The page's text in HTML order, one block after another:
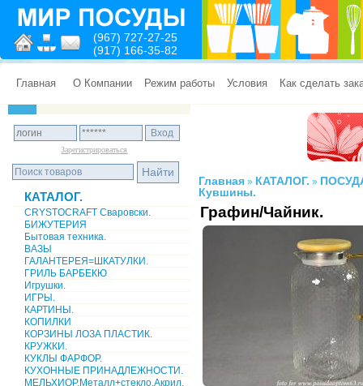
(967) 727-27-25
(917) 166-35-82
Главная О Компании Режим работы Условия Как сделать
Зарегистрироваться
КАТАЛОГ.
CRYSTOCRAFT Сваровски.
БИЖУТЕРИЯ
Бытовая техника.
ВАЗЫ
ГАЛАНТЕРЕЯ=ШКАТУЛКИ.
ГРИЛЬ БАРБЕКЮ
Игрушки.
ИГРЫ.
КАРТИНЫ.
КОПИЛКИ
КОРЗИНЫ ЛОЗА ПЛАСТИК.
КРУЖКИ.
КУКЛЫ ФАРФОР.
КУХОННЫЕ ПРИНАДЛЕЖНОСТИ.
МЕЛЬХИОР.Металл+стекло.Акрил.
Главная » КАТАЛОГ. »
Кувшины.
Графин/Чайник.